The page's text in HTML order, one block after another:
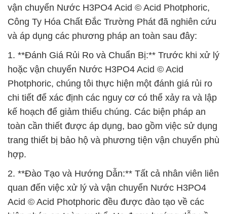
vận chuyển Nước H3PO4 Acid © Acid Photphoric,
Công Ty Hóa Chất Đắc Trường Phát đã nghiên cứu
và áp dụng các phương pháp an toàn sau đây:
1. **Đánh Giá Rủi Ro và Chuẩn Bị:** Trước khi xử lý
hoặc vận chuyển Nước H3PO4 Acid © Acid
Photphoric, chúng tôi thực hiện một đánh giá rủi ro
chi tiết để xác định các nguy cơ có thể xảy ra và lập
kế hoạch để giảm thiểu chúng. Các biện pháp an
toàn cần thiết được áp dụng, bao gồm việc sử dụng
trang thiết bị bảo hộ và phương tiện vận chuyển phù
hợp.
2. **Đào Tạo và Hướng Dẫn:** Tất cả nhân viên liên
quan đến việc xử lý và vận chuyển Nước H3PO4
Acid © Acid Photphoric đều được đào tạo về các